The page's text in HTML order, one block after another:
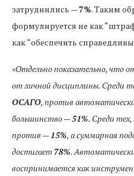
затруднились —7%. Таким
формулируется не как
как “обеспечить
«Отдельно показательно, что
от личной дисциплины. Среди
ОСАГО, против
большинство —51%. Среди
против —15%, а суммарная
достигает 78%.
воспринимается как